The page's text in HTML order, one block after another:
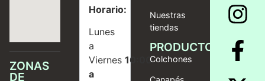
ZONAS
DE
Horario:
Lunes
a
Viernes10:00
a
Nuestras
tiendas
PRODUCTOS
Colchones